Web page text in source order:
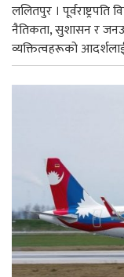
ललितपुर । पूर्वराष्ट्रपति
नैतिकता, सुशासन र
व्यक्तित्वहरूको